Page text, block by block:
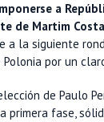
a
de Martim Costa
a la siguiente
por un
de Paulo
primera fase,